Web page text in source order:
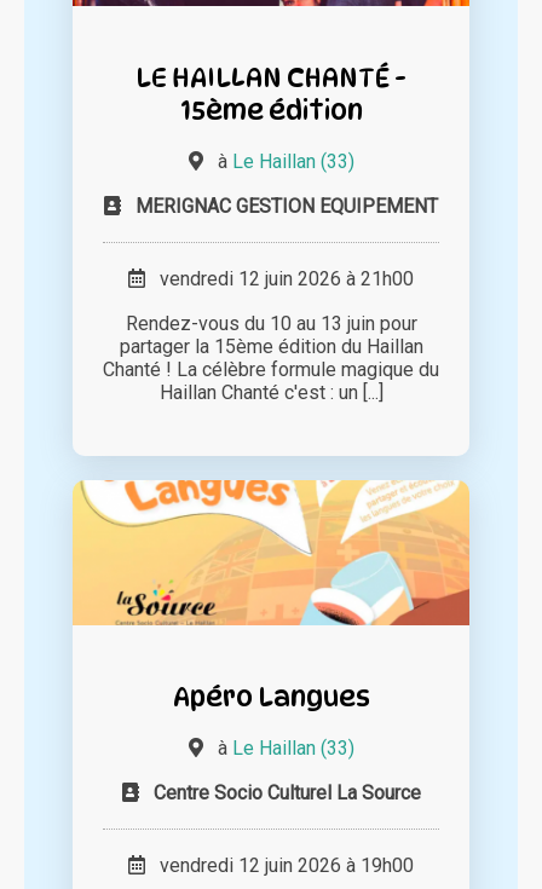
LE HAILLAN CHANTÉ -
15ème édition
à Le Haillan (33)
MERIGNAC GESTION EQUIPEMENT
vendredi 12 juin 2026 à 21h00
Rendez-vous du 10 au 13 juin pour
partager la 15ème édition du Haillan
Chanté ! La célèbre formule magique du
Haillan Chanté c'est : un [...]
Apéro Langues
à Le Haillan (33)
Centre Socio Culturel La Source
vendredi 12 juin 2026 à 19h00